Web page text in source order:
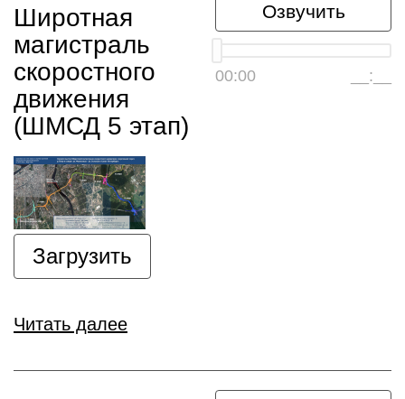
Озвучить
00:00 __:__
Широтная
магистраль
скоростного
движения
(ШМСД 5 этап)
Загрузить
Читать далее